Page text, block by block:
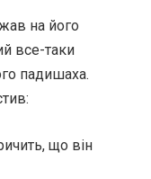
на його
все-таки
падишаха.
що він